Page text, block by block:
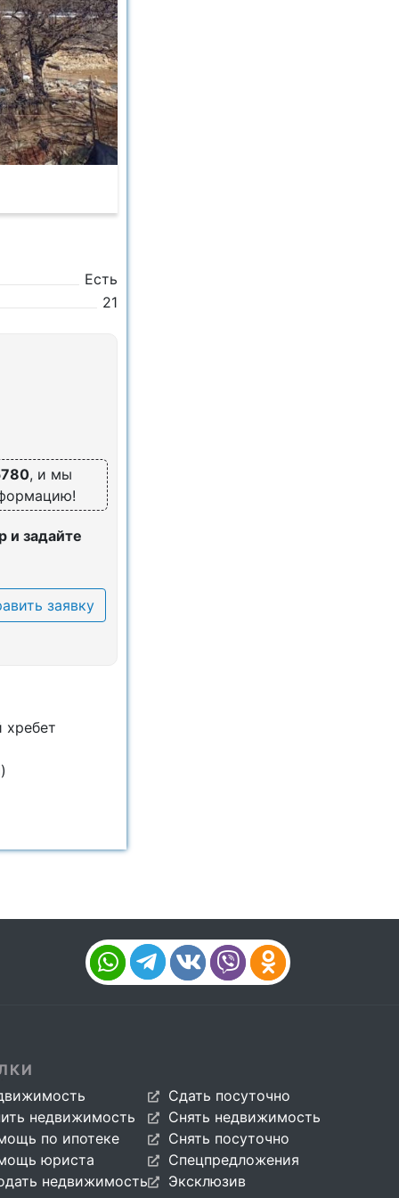
Есть
21
, и мы
и задайте
заявку
недвижимость
по ипотеке
юриста
недвижимость
Сдать посуточно
Снять недвижимость
Снять посуточно
Спецпредложения
Эксклюзив